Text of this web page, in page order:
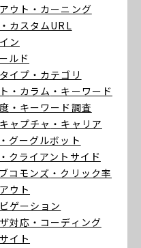
ウト ・カーニング
・カスタムURL
ン
ルド
イプ ・カテゴリ
・カラム ・キーワード
・キーワード調査
ャプチャ ・キャリア
・グーグルボット
・クライアントサイド
コモンズ ・クリック率
ウト
ゲーション
対応 ・コーディング
イト